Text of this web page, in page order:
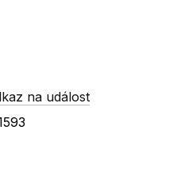
na událost